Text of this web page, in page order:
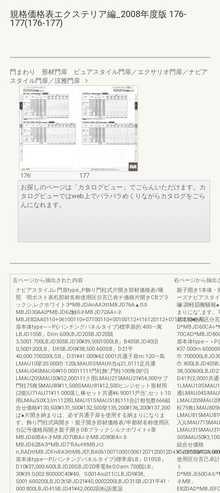
規格価格表エクステリア編_2008年度版 176-
177(176-177)
門まわり 形材門扉 ピュアスタイル門扉／エクサリオ門扉／ナビア
スタイル門扉／涼雅門扉
176
177
お探しのページは「カタログビュー」でごらんいただけます。カ
タログビューではweb上でパラパラめくりながらカタログをごら
んになれます。
左ページから抽出された内容
ナビアスタイJレ門扉type_P飾り門柱式片開き部材価格表/唾
照 明ポスト表札部材名称使用区分言己肯チ価格片開きCBブラ
ックシ,レクホワイトЭ*MBJDAnAAЭttMBJD76A▲0ネ
MBJD30AA0*MBJD62触0ネMBJD72AA○ネ
MBJE82AA0110+06100110+07100110+00100112+t16120112+07120112■nAl,
扉本体type――P(パンチングパネルタイブ)標準扉的:400一寓
LBJD105B」Dlm:600LBJD205BJD20鶏
3,5001:700LBJD305BJD30¥39,5001000LB』B405BJD40沼
0,5001200LB」Dll5BJDll¥38,500:600SB」D21平
40,000:700200LSB」D31¥41.000¥42.0001共通子扉m:120一島
LMAU10挙20.000巾:120LMAUllSMAUll当q21,0111足共通
LMAU045MAU04¥10.00011111門柱飾',門柱100角0炉日
LMAU205MAU20¥52,000111ク用LMAU215MAU21¥54,000サブ
門柱75角5MAU80¥11,500SMAU81¥12,500ヒンジセット形材用
(2個)U71AU71¥11.000落し棒セット共通¥6.90011戸当',セット10
用LMAuS0X3,lm112用LMAU51SMAU51粕111合計相包数666組
合せ価格¥130,500¥131,500¥132,500挙135,200¥136,200¥137,200
ぱ●片開き納まりは、必ず共通子扉を使用する納まりになりま
す。飾り門柱式両開き・親子開き部材価格表/申都材名称使用区
分記号価格両開き親子開きOBブラックシルクホワイト○章
MBJD60BA○ネMBJD70BA○ネMBJD80BA○ネ
MBJD62BAЭ*MBJD7'RAυHtMBJロ
扉本体type一P(バンチングパネルタイプ)標準扉LB』D10SB』
D10¥37,000:600LBJD20SBJD20導電8eSOam:700阻LB」
30¥39.S002:80000C40¥40。S0014∞211CLBJDll¥38。
5001:600200LBJD2t5BJD21¥40,0002200LBJD315BJD31平41・
000:800LBJD415BJD41¥42,0002回転訴業温
右ページから抽出
親子開き1本体・
ーズナビアスタ
嚇:調軽韻鞭騒報
まりにな',ます。
材名称使用区分
扉本体type―ヽ
巾
巾
D41判2,0001共
通
柱75角
入
組合せ価格
使用区分言己卓
ト
ネMB」